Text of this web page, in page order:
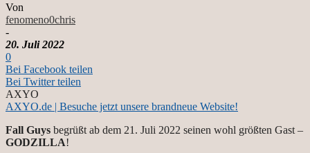
Von
fenomeno0chris
-
20. Juli 2022
0
Bei Facebook teilen
Bei Twitter teilen
AXYO
AXYO.de | Besuche jetzt unsere brandneue Website!
Fall Guys begrüßt ab dem 21. Juli 2022 seinen wohl größten Gast –
GODZILLA!